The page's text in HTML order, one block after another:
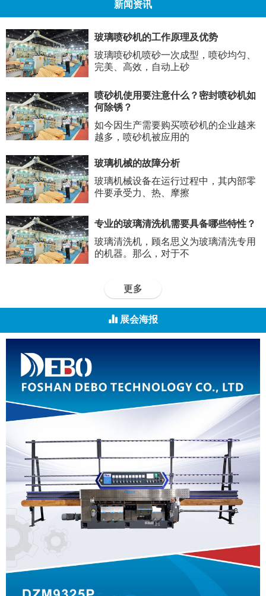
新闻资讯
玻璃喷砂机的工作原理及优势
玻璃喷砂机喷砂一次成型，喷砂均匀、
完美、高效，自动上砂
喷砂机使用要注意什么？密封喷砂机如
何除锈？
如今因生产需要购买喷砂机的企业越来
越多，喷砂机被应用的
玻璃机械的故障分析
玻璃机械设备在运行过程中，其内部零
件要承受力、热、摩擦
专业的玻璃清洗机需要具备哪些特性？
玻璃清洗机，顾名思义为玻璃清洗专用
的机器。那么，对于不
更多
展会海报